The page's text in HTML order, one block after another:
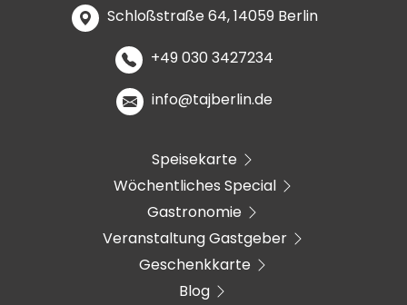
Schloßstraße 64, 14059 Berlin
+49 030 3427234
info@tajberlin.de
Speisekarte
Wöchentliches Special
Gastronomie
Veranstaltung Gastgeber
Geschenkkarte
Blog